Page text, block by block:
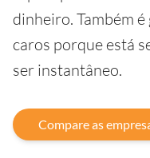
dinheiro. Também
caros porque está
ser instantâneo.
Compare as